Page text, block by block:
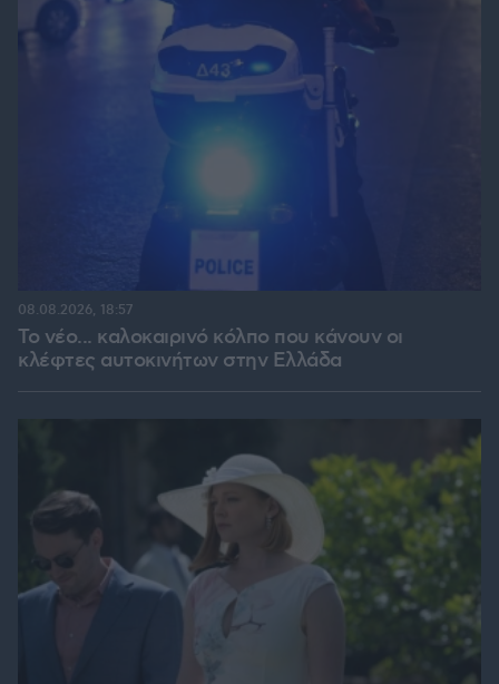
Το νέο... καλοκαιρινό κόλπο που κάνουν οι
κλέφτες αυτοκινήτων στην Ελλάδα
08.08.2026, 18:57